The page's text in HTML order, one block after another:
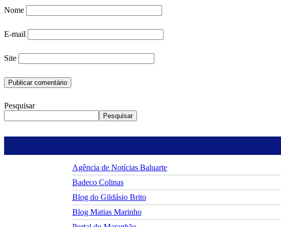
Nome
E-mail
Site
Pesquisar
Pesquisar
Agência de Notícias Baluarte
Badeco Colinas
Blog do Gildásio Brito
Blog Matias Marinho